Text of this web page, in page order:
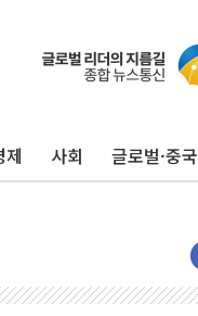
제 사회 글로벌·중국